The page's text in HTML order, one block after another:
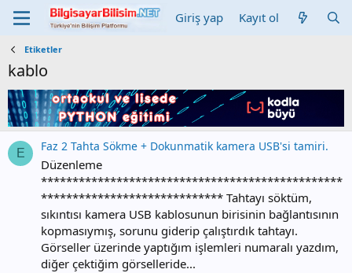
Giriş yap Kayıt ol
Etiketler
kablo
E Faz 2 Tahta Sökme + Dokunmatik kamera USB'si tamiri.
Düzenleme
************************************************
***************************** Tahtayı söktüm,
sıkıntısı kamera USB kablosunun birisinin bağlantısının
kopmasıymış, sorunu giderip çalıştırdık tahtayı.
Görseller üzerinde yaptığım işlemleri numaralı yazdım,
diğer çektiğim görselleride...